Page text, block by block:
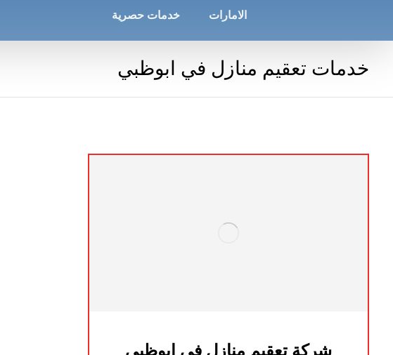
الامارات خدمات حصرية
خدمات تعقيم منازل في ابوظبي
شركة تعقيم منازل في ابوظبي